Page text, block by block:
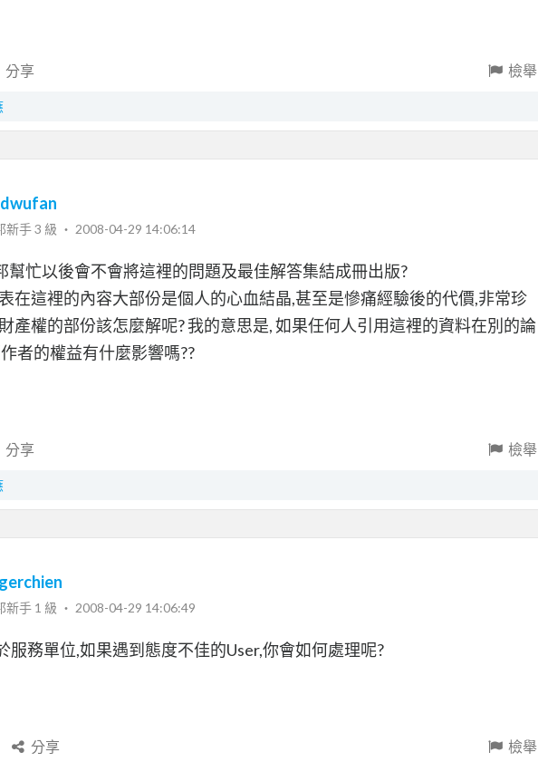
分享 檢舉
新手 3 級 ‧ 2008-04-29 14:06:14
幫忙以後會不會將這裡的問題及最佳解答集結成冊出版?
在這裡的內容大部份是個人的心血結晶,甚至是慘痛經驗後的代價,非常珍
產權的部份該怎麼解呢? 我的意思是, 如果任何人引用這裡的資料在別的論
者的權益有什麼影響嗎??
分享 檢舉
新手 1 級 ‧ 2008-04-29 14:06:49
服務單位,如果遇到態度不佳的User,你會如何處理呢?
分享 檢舉